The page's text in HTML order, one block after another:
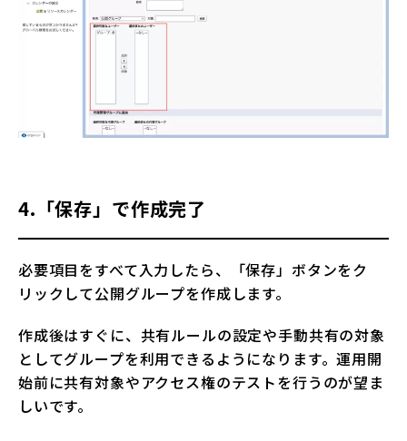
4.「保存」で作成完了
必要項目をすべて入力したら、「保存」ボタンをク
リックして公開グループを作成します。
作成後はすぐに、共有ルールの設定や手動共有の対象
としてグループを利用できるようになります。運用開
始前に共有対象やアクセス権のテストを行うのが望ま
しいです。